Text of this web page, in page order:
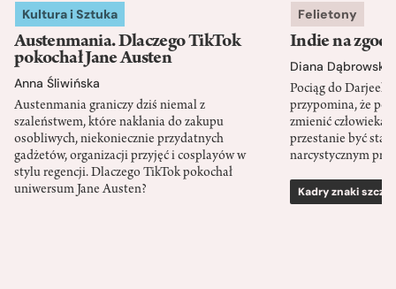
Kultura i Sztuka
Austenmania. Dlaczego TikTok
pokochał Jane Austen
Anna Śliwińska
Austenmania graniczy dziś niemal z
szaleństwem, które nakłania do zakupu
osobliwych, niekoniecznie przydatnych
gadżetów, organizacji przyjęć i cosplayów w
stylu regencji. Dlaczego TikTok pokochał
uniwersum Jane Austen?
Felietony
Indie na
Diana Dąbrowska
Pociąg do
przypomina, że
zmienić człowieka
przestanie być
narcystycznym
Kadry znaki